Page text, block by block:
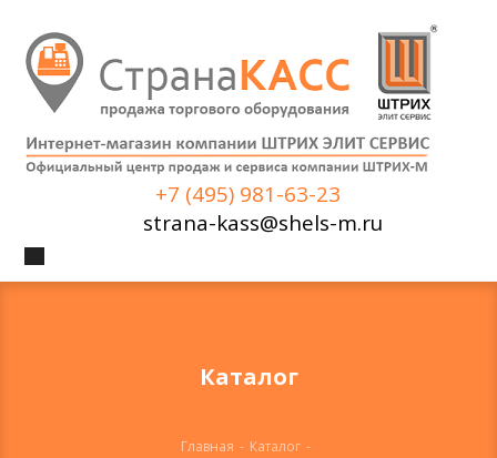
+7 (495) 981-63-23
strana-kass@shels-m.ru
Каталог
Главная - Каталог -